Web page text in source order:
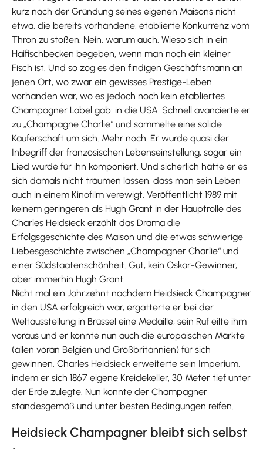
kurz nach der Gründung seines eigenen Maisons nicht
etwa, die bereits vorhandene, etablierte Konkurrenz vom
Thron zu stoßen. Nein, warum auch. Wieso sich in ein
Haifischbecken begeben, wenn man noch ein kleiner
Fisch ist. Und so zog es den findigen Geschäftsmann an
jenen Ort, wo zwar ein gewisses Prestige-Leben
vorhanden war, wo es jedoch noch kein etabliertes
Champagner Label gab: in die USA. Schnell avancierte er
zu „Champagne Charlie“ und sammelte eine solide
Käuferschaft um sich. Mehr noch. Er wurde quasi der
Inbegriff der französischen Lebenseinstellung, sogar ein
Lied wurde für ihn komponiert. Und sicherlich hätte er es
sich damals nicht träumen lassen, dass man sein Leben
auch in einem Kinofilm verewigt. Veröffentlicht 1989 mit
keinem geringeren als Hugh Grant in der Hauptrolle des
Charles Heidsieck erzählt das Drama die
Erfolgsgeschichte des Maison und die etwas schwierige
Liebesgeschichte zwischen „Champagner Charlie“ und
einer Südstaatenschönheit. Gut, kein Oskar-Gewinner,
aber immerhin Hugh Grant.
Nicht mal ein Jahrzehnt nachdem Heidsieck Champagner
in den USA erfolgreich war, ergatterte er bei der
Weltausstellung in Brüssel eine Medaille, sein Ruf eilte ihm
voraus und er konnte nun auch die europäischen Märkte
(allen voran Belgien und Großbritannien) für sich
gewinnen. Charles Heidsieck erweiterte sein Imperium,
indem er sich 1867 eigene Kreidekeller, 30 Meter tief unter
der Erde zulegte. Nun konnte der Champagner
standesgemäß und unter besten Bedingungen reifen.
Heidsieck Champagner bleibt sich selbst